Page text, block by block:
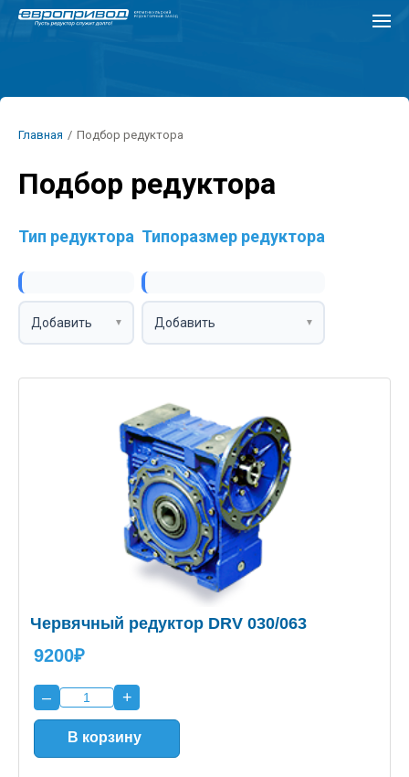
Перейти
Строка
Главная / Подбор редуктора
Подбор редуктора
Тип редуктора
Добавить
Типоразмер редуктора
Добавить
Червячный редуктор DRV 030/063
9200₽
– +
В корзину